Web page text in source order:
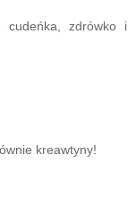
cudeńka, zdrówko i
kreawtyny!